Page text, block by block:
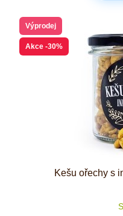
Výprodej
Akce -30%
Kešu ořechy s